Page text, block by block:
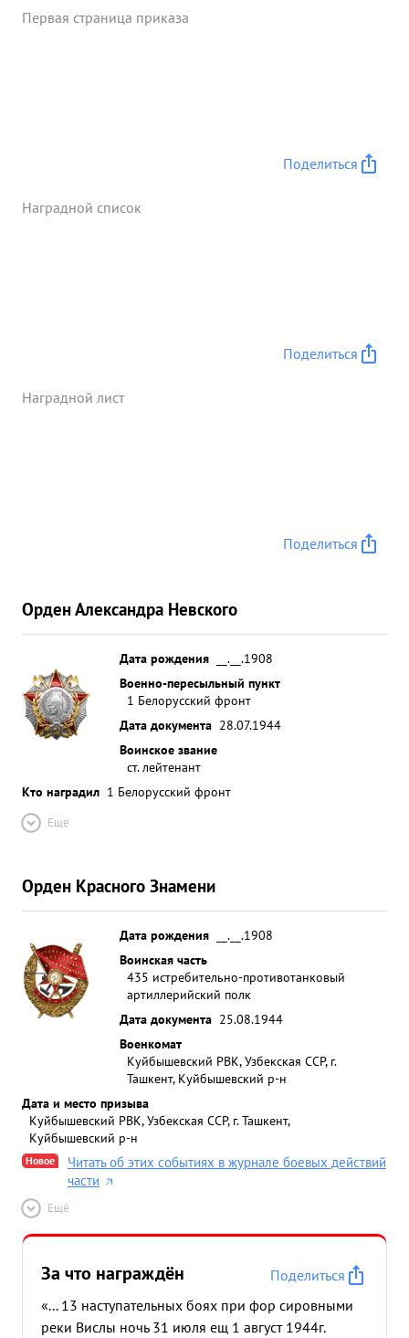
Первая страница приказа
Поделиться
Наградной список
Поделиться
Наградной лист
Поделиться
Орден Александра Невского
Дата рождения
__.__.1908
Военно-пересыльный пункт
1 Белорусский фронт
Дата документа 28.07.1944
Воинское звание
ст. лейтенант
Кто наградил 1 Белорусский фронт
Ещё
Орден Красного Знамени
Дата рождения
__.__.1908
Воинская часть
435 истребительно-противотанковый
артиллерийский полк
Дата документа 25.08.1944
Военкомат
Куйбышевский РВК, Узбекская ССР, г.
Ташкент, Куйбышевский р-н
Дата и место призыва
Куйбышевский РВК, Узбекская ССР, г. Ташкент,
Куйбышевский р-н
Новое
Читать об этих событиях в журнале боевых действий
части
Ещё
За что награждён
Поделиться
«... 13 наступательных боях при фор сировными
реки Вислы ночь 31 июля ещ 1 август 1944г.